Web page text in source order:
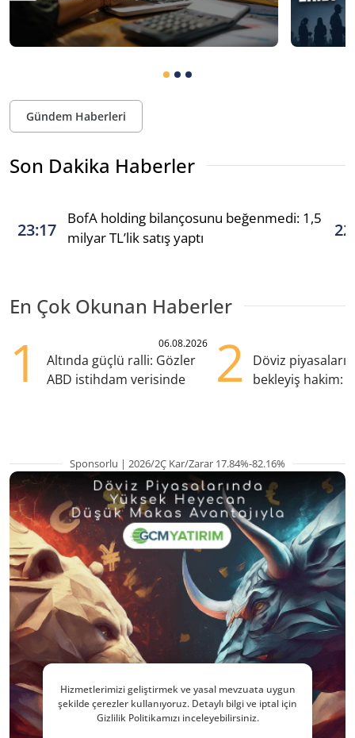
Gündem Haberleri
Son Dakika Haberler
23:17
BofA holding bilançosunu beğenmedi: 1,5
milyar TL’lik satış yaptı
En Çok Okunan Haberler
1 06.08.2026
Altında güçlü ralli: Gözler
ABD istihdam verisinde
2
Döviz
bekleyiş hakim:
Sponsorlu | 2026/2Ç Kar/Zarar 17.84%-82.16%
Hizmetlerimizi geliştirmek ve yasal mevzuata uygun
şekilde çerezler kullanıyoruz. Detaylı bilgi ve iptal için
Gizlilik Politikamızı inceleyebilirsiniz.